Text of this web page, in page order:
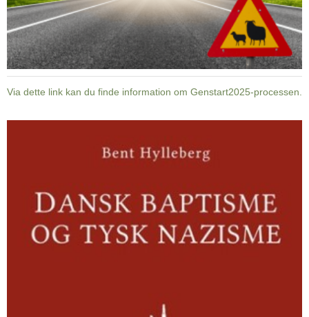
Via dette link kan du finde information om Genstart2025-processen.